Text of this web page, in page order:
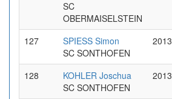
SC
OBERMAISELSTEIN
127
SPIESS Simon
SC SONTHOFEN
2013
128
KOHLER Joschua
SC SONTHOFEN
2013